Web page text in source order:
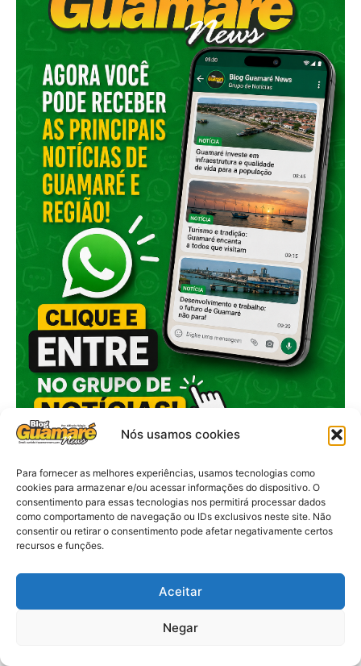
Nós usamos cookies
Para fornecer as melhores experiências, usamos tecnologias como
cookies para armazenar e/ou acessar informações do dispositivo. O
consentimento para essas tecnologias nos permitirá processar dados
como comportamento de navegação ou IDs exclusivos neste site. Não
consentir ou retirar o consentimento pode afetar negativamente certos
recursos e funções.
Aceitar
Negar